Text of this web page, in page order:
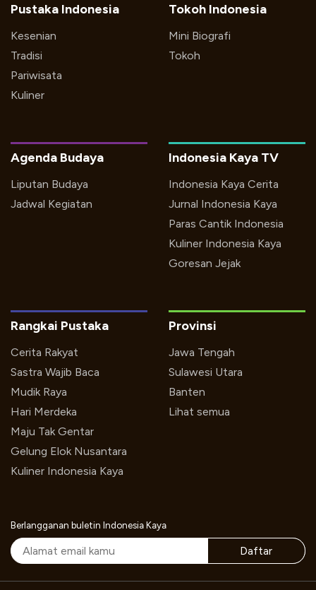
Pustaka Indonesia
Kesenian
Tradisi
Pariwisata
Kuliner
Tokoh Indonesia
Mini Biografi
Tokoh
Indonesia Kaya TV
Indonesia Kaya Cerita
Jurnal Indonesia Kaya
Paras Cantik Indonesia
Kuliner Indonesia Kaya
Goresan Jejak
Agenda Budaya
Liputan Budaya
Jadwal Kegiatan
Rangkai Pustaka
Cerita Rakyat
Sastra Wajib Baca
Mudik Raya
Hari Merdeka
Maju Tak Gentar
Gelung Elok Nusantara
Kuliner Indonesia Kaya
Provinsi
Jawa Tengah
Sulawesi Utara
Banten
Lihat semua
Berlangganan buletin Indonesia Kaya
Daftar